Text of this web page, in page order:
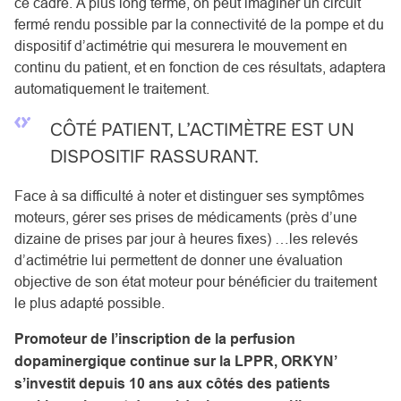
fermé rendu possible par la connectivité de la pompe et du
dispositif d’actimétrie qui mesurera le mouvement en
continu du patient, et en fonction de ces résultats, adaptera
automatiquement le traitement.
CÔTÉ PATIENT, L’ACTIMÈTRE EST UN
DISPOSITIF RASSURANT.
Face à sa difficulté à noter et distinguer ses symptômes
moteurs, gérer ses prises de médicaments (près d’une
dizaine de prises par jour à heures fixes) …les relevés
d’actimétrie lui permettent de donner une évaluation
objective de son état moteur pour bénéficier du traitement
le plus adapté possible.
Promoteur de l’inscription de la perfusion
dopaminergique continue sur la LPPR, ORKYN’
s’investit depuis 10 ans aux côtés des patients